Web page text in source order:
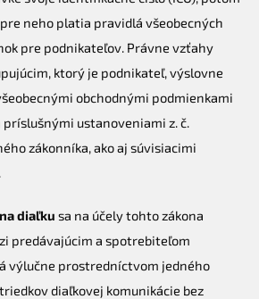
neho platia pravidlá všeobecných
pre podnikateľov. Právne vzťahy
ktorý je podnikateľ, výslovne
obchodnými podmienkami
ustanoveniami z. č.
zákonníka, ako aj súvisiacimi
diaľku sa na účely tohto zákona
predávajúcim a spotrebiteľom
výlučne prostredníctvom jedného
diaľkovej komunikácie bez